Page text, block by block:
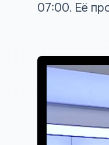
07:00. Её